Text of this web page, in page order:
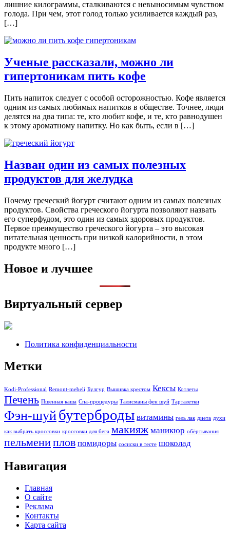
лишние килограммы, сталкиваются с невыносимым чувством
голода. При чем, этот голод только усиливается каждый раз,
[…]
Ученые рассказали, можно ли
гипертоникам пить кофе
Пить напиток следует с особой осторожностью. Кофе является
одним из самых любимых напитков в обществе. Точнее, люди
делятся на два типа: те, кто любит кофе, и те, кто равнодушен
к этому ароматному напитку. Но как быть, если в […]
Назван один из самых полезных
продуктов для желудка
Почему греческий йогурт считают одним из самых полезных
продуктов. Свойства греческого йогурта позволяют назвать
его суперфудом, это один из самых здоровых продуктов.
Первое преимущество греческого йогурта – это высокая
питательная ценность при низкой калорийности, в этом
продукте много […]
Новое и лучшее
Виртуальный сервер
Политика конфиденциальности
Метки
Kodi-Professional Remont-mebeli Булгур Вышивка крестом Кексы Котлеты
Печень Пшенная каша Спа-процедуры Талисманы фен шуй Тарталетки
Фэн-шуйбутерброды витамины гель лак диета духи
как выбрать кроссовки кроссовки для бега макияж маникюр обёртывания
пельмениплов помидоры сосиски в тесте шоколад
Навигация
Главная
О сайте
Реклама
Контакты
Карта сайта